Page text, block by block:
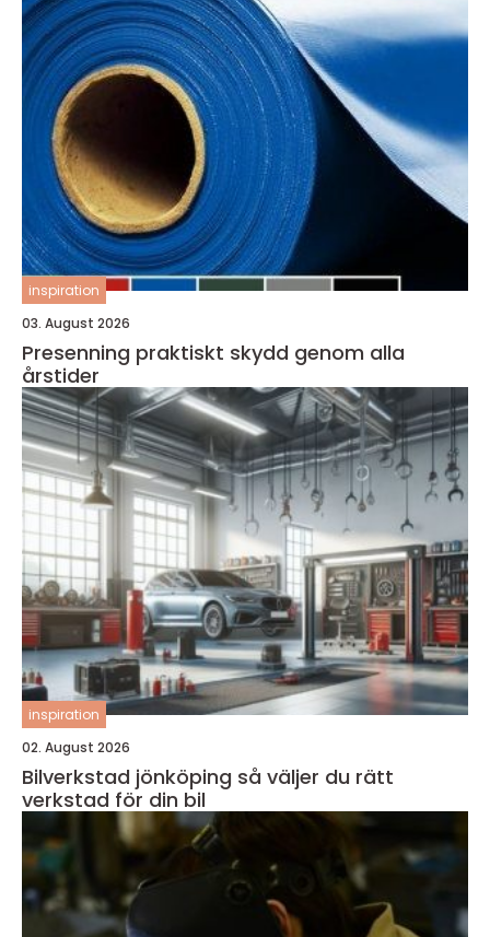
inspiration
03. August 2026
Presenning praktiskt skydd genom alla
årstider
inspiration
02. August 2026
Bilverkstad jönköping så väljer du rätt
verkstad för din bil